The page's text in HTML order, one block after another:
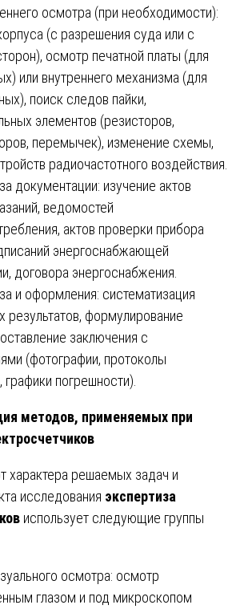
осмотра (при необходимости):
(с разрешения суда или с
осмотр печатной платы (для
или внутреннего механизма (для
поиск следов пайки,
элементов (резисторов,
перемычек), изменение схемы,
радиочастотного воздействия.
документации: изучение актов
ведомостей
актов проверки прибора
энергоснабжающей
договора энергоснабжения.
и оформления: систематизация
результатов, формулирование
заключения с
(фотографии, протоколы
погрешности).
методов, применяемых при
характера решаемых задач и
исследования экспертиза
использует следующие группы
осмотра: осмотр
глазом и под микроскопом